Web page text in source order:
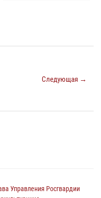
Следующая →
Управления Росгвардии